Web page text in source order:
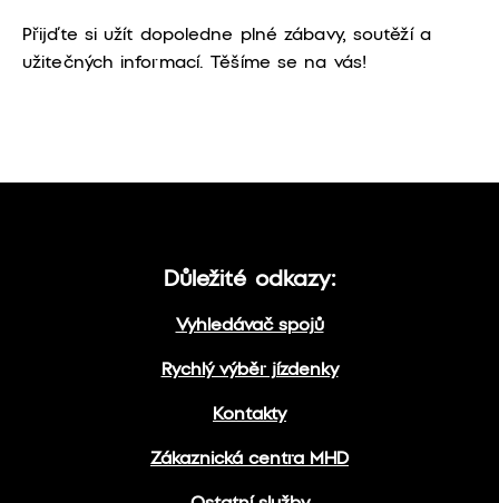
Přijďte si užít dopoledne plné zábavy, soutěží a
užitečných informací. Těšíme se na vás!
Důležité odkazy:
Vyhledávač spojů
Rychlý výběr jízdenky
Kontakty
Zákaznická centra MHD